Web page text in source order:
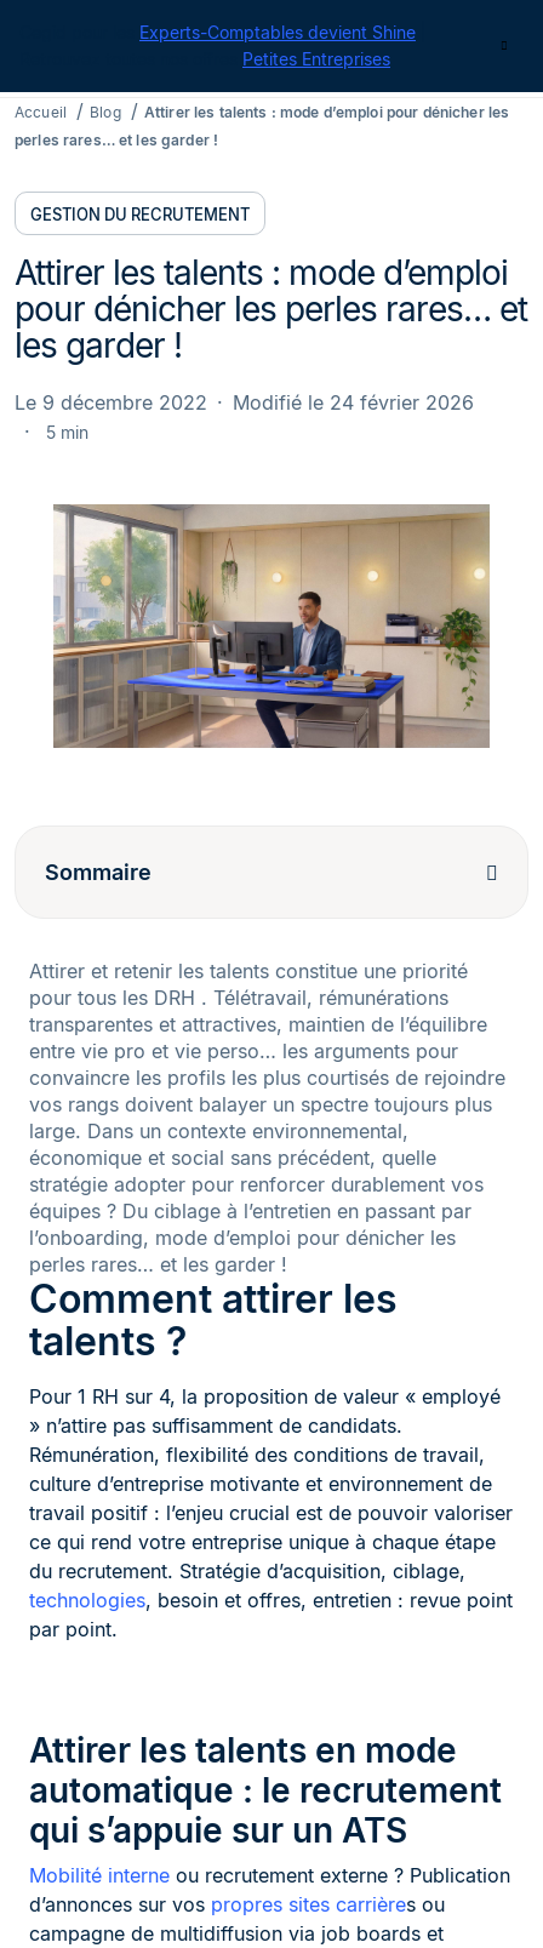
Experts-Comptables devient Shine
Petites Entreprises
Accueil Blog
Attirer les talents : mode d’emploi pour dénicher les
perles rares… et les garder !
GESTION DU RECRUTEMENT
Attirer les talents : mode d’emploi
pour dénicher les perles rares… et
les garder !
Le 9 décembre 2022 Modifié le 24 février 2026
5 min
Sommaire
Attirer et retenir les talents constitue une priorité
pour tous les DRH . Télétravail, rémunérations
transparentes et attractives, maintien de l’équilibre
entre vie pro et vie perso… les arguments pour
convaincre les profils les plus courtisés de rejoindre
vos rangs doivent balayer un spectre toujours plus
large. Dans un contexte environnemental,
économique et social sans précédent, quelle
stratégie adopter pour renforcer durablement vos
équipes ? Du ciblage à l’entretien en passant par
l’onboarding, mode d’emploi pour dénicher les
perles rares… et les garder !
Comment attirer les
talents ?
Pour 1 RH sur 4, la proposition de valeur « employé
» n’attire pas suffisamment de candidats.
Rémunération, flexibilité des conditions de travail,
culture d’entreprise motivante et environnement de
travail positif : l’enjeu crucial est de pouvoir valoriser
ce qui rend votre entreprise unique à chaque étape
du recrutement. Stratégie d’acquisition, ciblage,
technologies, besoin et offres, entretien : revue point
par point.
Attirer les talents en mode
automatique : le recrutement
qui s’appuie sur un ATS
Mobilité interne ou recrutement externe ? Publication
d’annonces sur vos propres sites carrières ou
campagne de multidiffusion via job boards et